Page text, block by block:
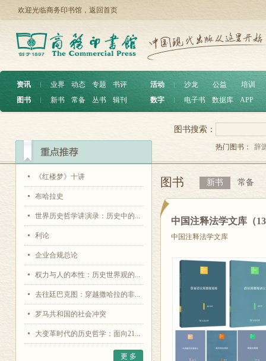
欢迎光临商务印书馆， 返回首页
资讯 ︱ 业界 动态 专题
书评
图书
︱ 新书 常备 丛书 辑刊
活动 沙龙 公益
培训
数字
电子书 数据库 APP
《红楼梦》十讲
布哈拉史
世界历史哲学讲演录：历史中的...
利论
企业合规总论
权力与人的本性：历史世界观的...
去往廷巴克图：穿越撒哈拉的非...
罗马共和国的社会冲突
大变革时代的历史哲学：面向21...
更 多
图书搜索：
热门图书： 辞
图书 新书 常备
中国注释法学文库（
中国注释法学文库